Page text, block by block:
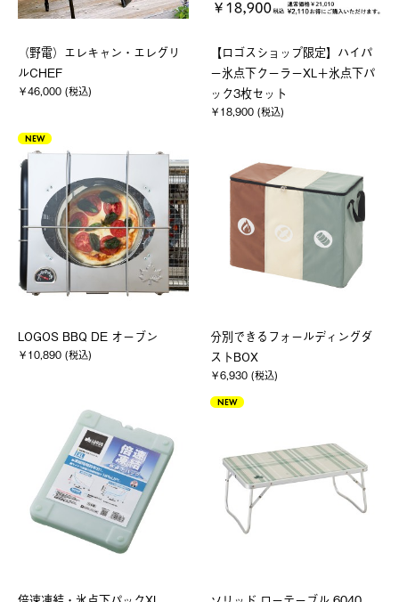
（野電）エレキャン・エレグリ
ルCHEF
￥46,000 (税込)
【ロゴスショップ限定】ハイパ
ー氷点下クーラーXL＋氷点下パ
ック3枚セット
￥18,900 (税込)
NEW
LOGOS BBQ DE オーブン
￥10,890 (税込)
分別できるフォールディングダ
ストBOX
￥6,930 (税込)
NEW